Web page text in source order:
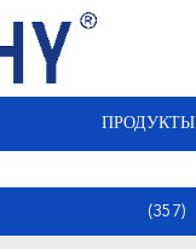
ПРОДУКТЫ
(357)